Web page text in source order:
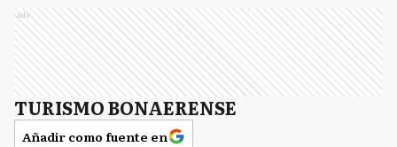
Ads
TURISMO BONAERENSE
Añadir como fuente en